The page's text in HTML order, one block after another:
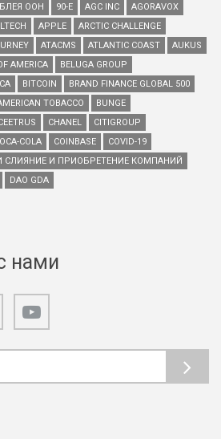
ООН 90-Е AGC INC
AGORAVOX
APPLE
ARCTIC CHALLENGE
ATACMS ATLANTIC COAST
AUKUS
AMERICA
BELUGA GROUP
BITCOIN
BRAND FINANCE GLOBAL 500
TOBACCO
BUNGE
CHANEL
CITIGROUP
COLA COINBASE
COVID-19
СЛИЯНИЕ И ПРИОБРЕТЕНИЕ КОМПАНИЙ
DAO GDA
нами